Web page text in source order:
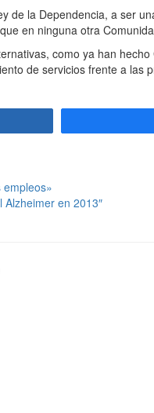
de la Dependencia, a ser
en ninguna otra
como ya han
de servicios frente a las
en 2013″